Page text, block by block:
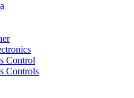
Control
Controls